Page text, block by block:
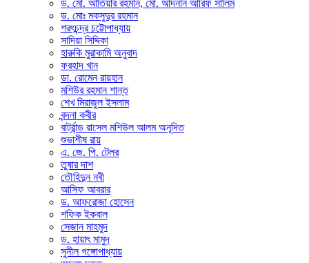
ড. মো. আতিয়ার রহমান, মো. আদনান আরিফ সালিম
ড. মোঃ মকসুদুর রহমান
শরৎচন্দ্র চট্টোপাধ্যায়
সাদিয়া সিদ্দিকা
হারুকি মুরাকামি অনুবাদ
ফরহাদ খান
ডা. রোমেন রায়হান
মশিউর রহমান শান্ত
শেখ মিরাজুল ইসলাম
বন্দনা কবীর
বার্ট্রান্ড রাসেল মশিউল আলম অনূদিত
শুভাশীষ রায়
এ. জে. পি. টেলর
তুষার দাশ
তৌহিদুন নবী
আসিফ আবরার
ড. আফরোজা হোসেন
শফিক ইকবাল
সেজান মাহমুদ
ড. হায়াৎ মামুদ
সুনীল গঙ্গোপাধ্যায়